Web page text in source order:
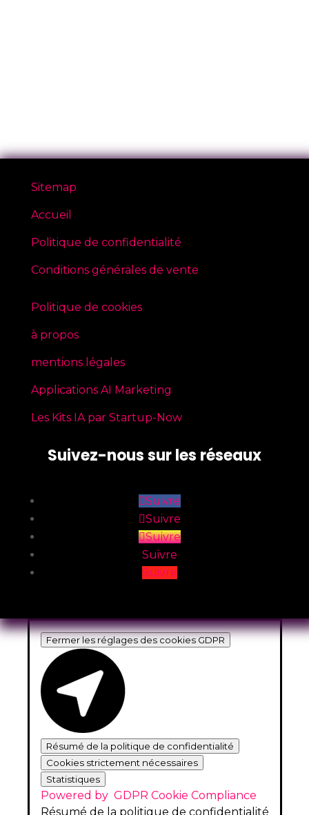
Sitemap
Accueil
Politique de confidentialité
Conditions générales de vente
Politique de cookies
à propos
mentions légales
Applications AI Marketing
Les Kits IA par Startup-Now
Suivez-nous sur les réseaux
Suivre
Suivre
Suivre
Suivre
Suivre
Fermer les réglages des cookies GDPR
Résumé de la politique de confidentialité
Cookies strictement nécessaires
Statistiques
Powered by GDPR Cookie Compliance
Résumé de la politique de confidentialité